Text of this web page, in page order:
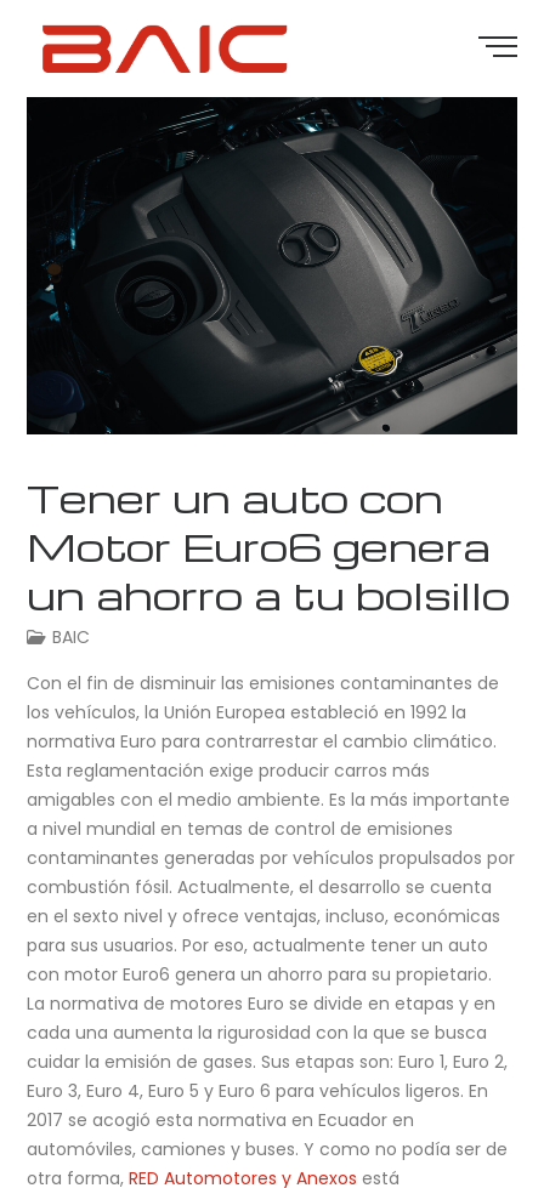
Tener un auto con
Motor Euro6 genera
un ahorro a tu bolsillo
BAIC
Con el fin de disminuir las emisiones contaminantes de
los vehículos, la Unión Europea estableció en 1992 la
normativa Euro para contrarrestar el cambio climático.
Esta reglamentación exige producir carros más
amigables con el medio ambiente. Es la más importante
a nivel mundial en temas de control de emisiones
contaminantes generadas por vehículos propulsados por
combustión fósil. Actualmente, el desarrollo se cuenta
en el sexto nivel y ofrece ventajas, incluso, económicas
para sus usuarios. Por eso, actualmente tener un auto
con motor Euro6 genera un ahorro para su propietario.
La normativa de motores Euro se divide en etapas y en
cada una aumenta la rigurosidad con la que se busca
cuidar la emisión de gases. Sus etapas son: Euro 1, Euro 2,
Euro 3, Euro 4, Euro 5 y Euro 6 para vehículos ligeros. En
2017 se acogió esta normativa en Ecuador en
automóviles, camiones y buses. Y como no podía ser de
otra forma,RED Automotores y Anexos está